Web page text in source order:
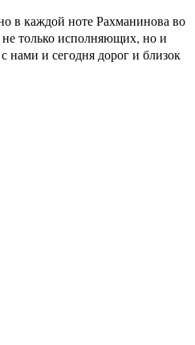
в каждой ноте Рахманинова во
только исполняющих, но и
нами и сегодня дорог и близок